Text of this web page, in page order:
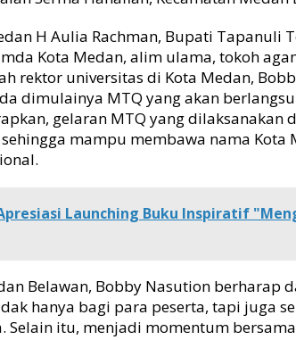
H Aulia Rachman, Bupati Tapanuli
Kota Medan, alim ulama, tokoh
rektor universitas di Kota Medan,
dimulainya MTQ yang akan
gelaran MTQ yang dilaksanakan
mampu membawa nama Kota
Launching Buku Inspiratif
Belawan, Bobby Nasution berharap
hanya bagi para peserta, tapi juga
itu, menjadi momentum